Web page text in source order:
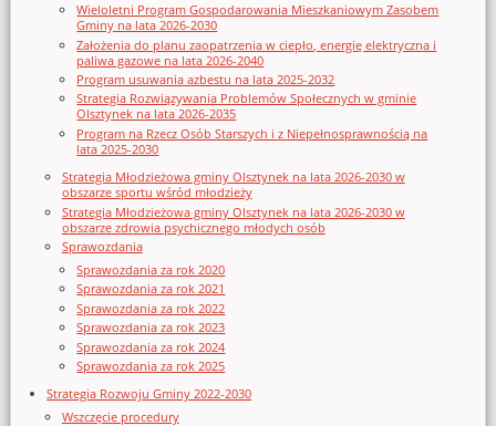
Wieloletni Program Gospodarowania Mieszkaniowym Zasobem
Gminy na lata 2026-2030
Założenia do planu zaopatrzenia w ciepło, energię elektryczna i
paliwa gazowe na lata 2026-2040
Program usuwania azbestu na lata 2025-2032
Strategia Rozwiązywania Problemów Społecznych w gminie
Olsztynek na lata 2026-2035
Program na Rzecz Osób Starszych i z Niepełnosprawnością na
lata 2025-2030
Strategia Młodzieżowa gminy Olsztynek na lata 2026-2030 w
obszarze sportu wśród młodzieży
Strategia Młodzieżowa gminy Olsztynek na lata 2026-2030 w
obszarze zdrowia psychicznego młodych osób
Sprawozdania
Sprawozdania za rok 2020
Sprawozdania za rok 2021
Sprawozdania za rok 2022
Sprawozdania za rok 2023
Sprawozdania za rok 2024
Sprawozdania za rok 2025
Strategia Rozwoju Gminy 2022-2030
Wszczęcie procedury